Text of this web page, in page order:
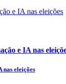
e IA nas
eleições